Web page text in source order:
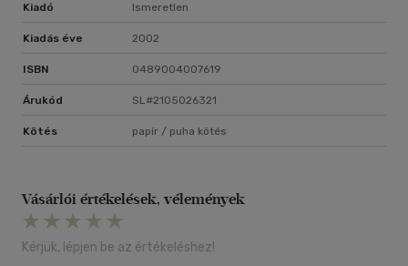
Kiadó Ismeretlen
Kiadás éve 2002
ISBN 0489004007619
Árukód SL#2105026321
Kötés papír / puha kötés
Vásárlói értékelések, vélemények
Kérjük, lépjen be az értékeléshez!